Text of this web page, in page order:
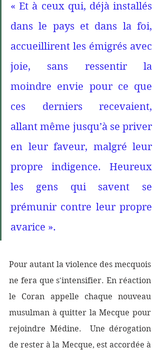
« Et à ceux qui, déjà installés
dans le pays et dans la foi,
accueillirent les émigrés avec
joie, sans ressentir la
moindre envie pour ce que
ces derniers recevaient,
allant même jusqu’à se priver
en leur faveur, malgré leur
propre indigence. Heureux
les gens qui savent se
prémunir contre leur propre
avarice ».
Pour autant la violence des mecquois
ne fera que s'intensifier. En réaction
le Coran appelle chaque nouveau
musulman à quitter la Mecque pour
rejoindre Médine.  Une dérogation
de rester à la Mecque, est accordée à